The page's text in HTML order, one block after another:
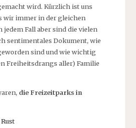
wird. Kürzlich ist uns
wir immer in der gleichen
jedem Fall aber sind die vielen
sentimentales Dokument, wie
sind und wie wichtig
Freiheitsdrangs aller) Familie
die Freizeitparks in